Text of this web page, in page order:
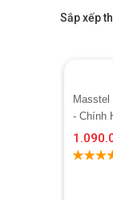
Sắp xếp
Masstel
- Chính